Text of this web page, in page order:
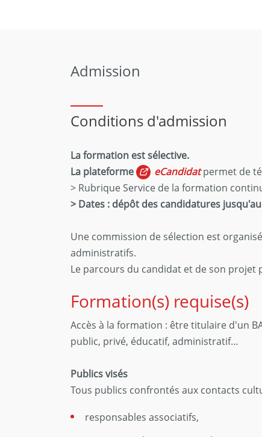
Admission
Conditions d'admission
La formation est sélective.
La plateforme
eCandidat permet de
> Rubrique Service de la formation
> Dates : dépôt des candidatures
Une commission de sélection est
administratifs.
Le parcours du candidat et de son projet
Formation(s) requise(s)
Accès à la formation : être titulaire d'un
public, privé, éducatif, administratif…
Publics visés
Tous publics confrontés aux contacts
responsables associatifs,